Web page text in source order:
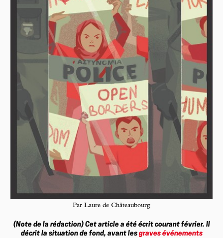
Par Laure de Châteaubourg
(Note de la rédaction)Cet article a été écrit courant février. Il
décrit la situation de fond, avant les graves événements